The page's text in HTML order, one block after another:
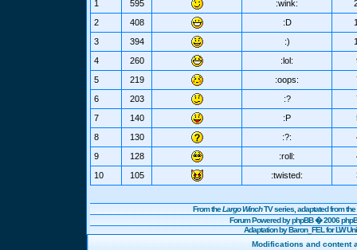
1 595 :wink:
2
408 :D
3
394 :)
4
260 :lol:
5
219 :oops:
6
203 :?
7
140 :P
8
130 :?:
9
128 :roll:
10
105 :twisted:
From theLargo WinchTV series, adaptated from
Forum Powered byphpBB� 2006
Adaptation by Baron_FEL for LW
Modifications and content